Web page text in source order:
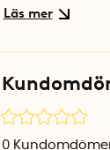
innehåll. Den
miljövänligt
0